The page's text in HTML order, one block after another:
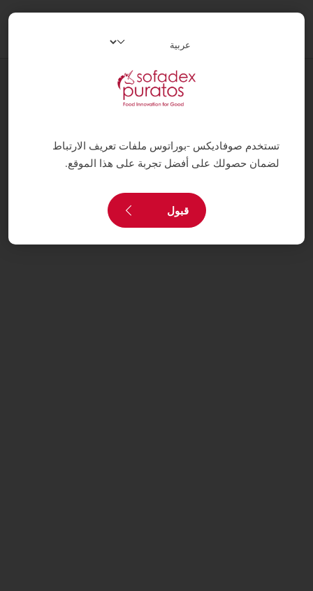
وصفات
بلانش نيج
تستخدم صوفاديكس -بوراتوس ملفات تعريف الارتباط
لضمان حصولك على أفضل تجربة على هذا الموقع.
قبول